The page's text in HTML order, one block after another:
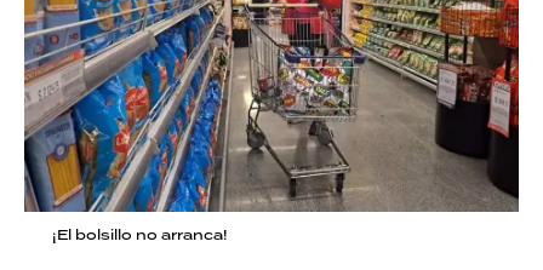
¡El bolsillo no arranca!